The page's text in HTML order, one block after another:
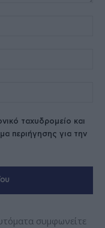
ταχυδρομείο και
περιήγησης για την
συμφωνείτε